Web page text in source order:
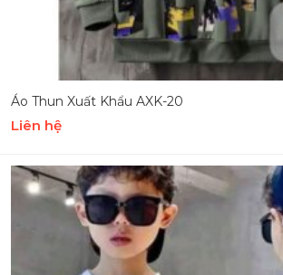
Áo Thun Xuất Khẩu AXK-20
Liên hệ